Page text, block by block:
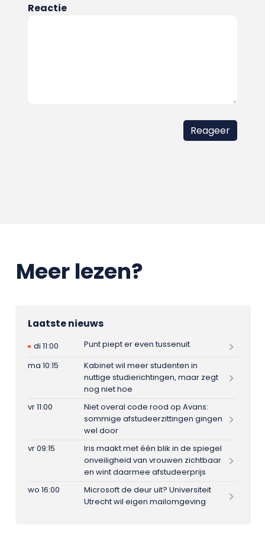
Reactie
Meer lezen?
Laatste nieuws
di 11:00
Punt piept er even tussenuit
ma 10:15
Kabinet wil meer studenten in
nuttige studierichtingen, maar zegt
nog niet hoe
vr 11:00
Niet overal code rood op Avans:
sommige afstudeerzittingen gingen
wel door
vr 09:15
Iris maakt met één blik in de spiegel
onveiligheid van vrouwen zichtbaar
en wint daarmee afstudeerprijs
wo 16:00
Microsoft de deur uit? Universiteit
Utrecht wil eigen mailomgeving